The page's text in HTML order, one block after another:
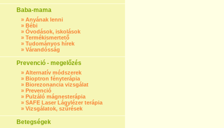
Baba-mama
» Anyának lenni
» Bébi
» Óvodások, iskolások
» Termékismertető
» Tudományos hírek
» Várandósság
Prevenció - megelőzés
» Alternatív módszerek
» Bioptron fényterápia
» Biorezonancia vizsgálat
» Prevenció
» Pulzáló mágnesterápia
» SAFE Laser Lágylézer terápia
» Vizsgálatok, szűrések
Betegségek